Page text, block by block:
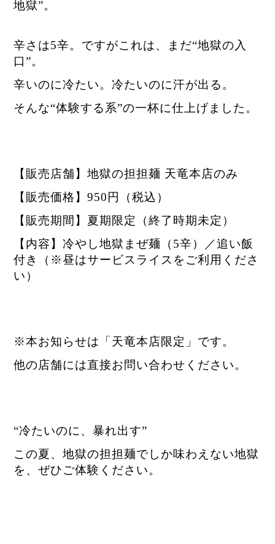
地獄”。
辛さは5辛。ですがこれは、まだ“地獄の入
口”。
辛いのに冷たい。冷たいのに汗が出る。
そんな“体験する系”の一杯に仕上げました。
【販売店舗】地獄の担担麺 天竜本店のみ
【販売価格】950円（税込）
【販売期間】夏期限定（終了時期未定）
【内容】冷やし地獄まぜ麺（5辛）／追い飯
付き（※昼はサービスライスをご利用くださ
い）
※本お知らせは「天竜本店限定」です。
他の店舗には直接お問い合わせください。
“冷たいのに、暴れ出す”
この夏、地獄の担担麺でしか味わえない地獄
を、ぜひご体験ください。